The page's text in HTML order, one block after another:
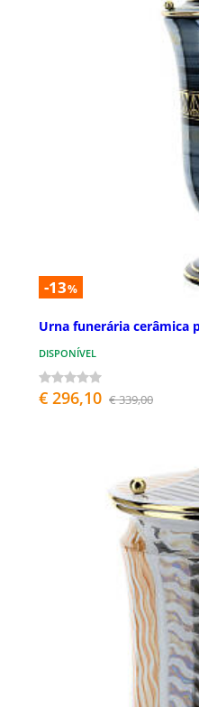
-13%
Urna funerária cerâmica
DISPONÍVEL
€ 296,10 € 339,00